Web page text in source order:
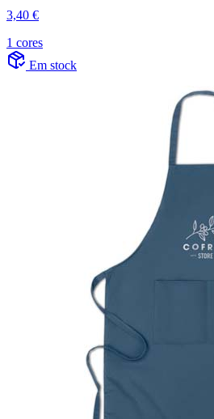
3,40 €
1 cores
Em stock